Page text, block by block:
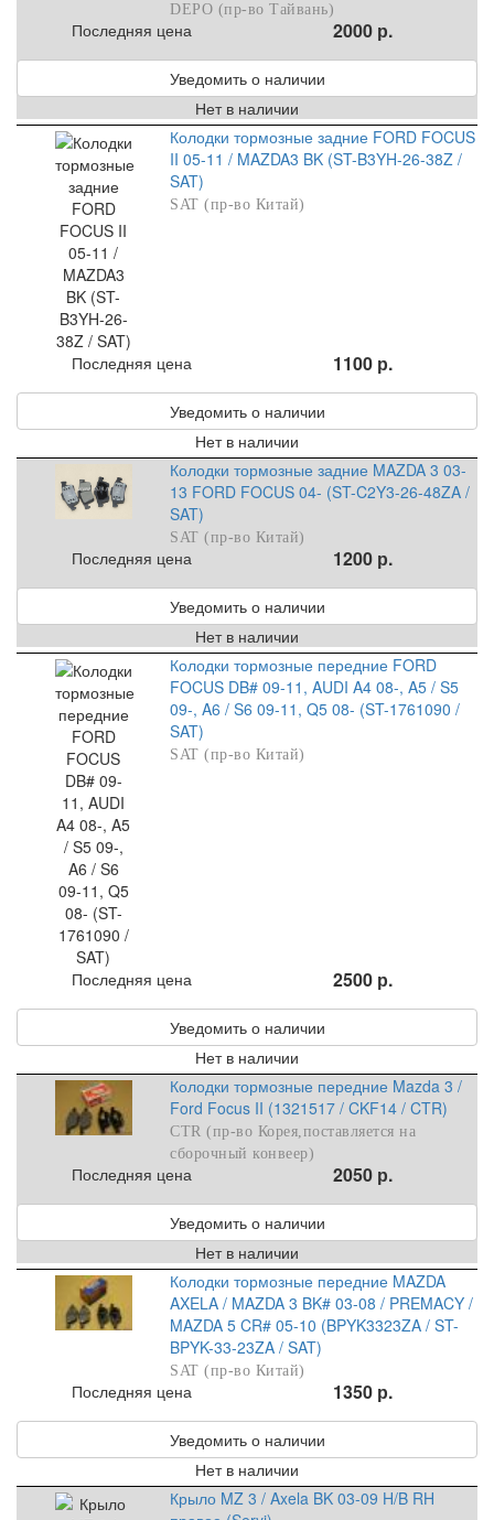
DEPO (пр-во Тайвань)
Последняя цена 2000 р.
Уведомить о наличии
Нет в наличии
Колодки тормозные задние FORD FOCUS
II 05-11 / MAZDA3 BK (ST-B3YH-26-38Z /
SAT)
SAT (пр-во Китай)
Последняя цена 1100 р.
Уведомить о наличии
Нет в наличии
Колодки тормозные задние MAZDA 3 03-
13 FORD FOCUS 04- (ST-C2Y3-26-48ZA /
SAT)
SAT (пр-во Китай)
Последняя цена 1200 р.
Уведомить о наличии
Нет в наличии
Колодки тормозные передние FORD
FOCUS DB# 09-11, AUDI A4 08-, A5 / S5
09-, A6 / S6 09-11, Q5 08- (ST-1761090 /
SAT)
SAT (пр-во Китай)
Последняя цена 2500 р.
Уведомить о наличии
Нет в наличии
Колодки тормозные передние Mazda 3 /
Ford Focus II (1321517 / CKF14 / CTR)
CTR (пр-во Корея,поставляется на
сборочный конвеер)
Последняя цена 2050 р.
Уведомить о наличии
Нет в наличии
Колодки тормозные передние MAZDA
AXELA / MAZDA 3 BK# 03-08 / PREMACY /
MAZDA 5 CR# 05-10 (BPYK3323ZA / ST-
BPYK-33-23ZA / SAT)
SAT (пр-во Китай)
Последняя цена 1350 р.
Уведомить о наличии
Нет в наличии
Крыло MZ 3 / Axela BK 03-09 H/B RH